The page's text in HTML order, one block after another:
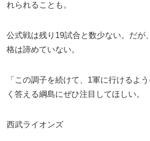
れられることも。
公式戦は残り19試合と数少ない。だが
格は諦めていない。
「この調子を続けて、1軍に行けるよ
く答える綱島にぜひ注目してほしい。
西武ライオンズ